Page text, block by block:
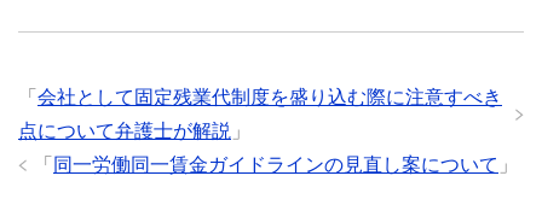
「 会社として固定残業代制度を盛り込む際に注意すべき
点について弁護士が解説 」
「 同一労働同一賃金ガイドラインの見直し案について 」